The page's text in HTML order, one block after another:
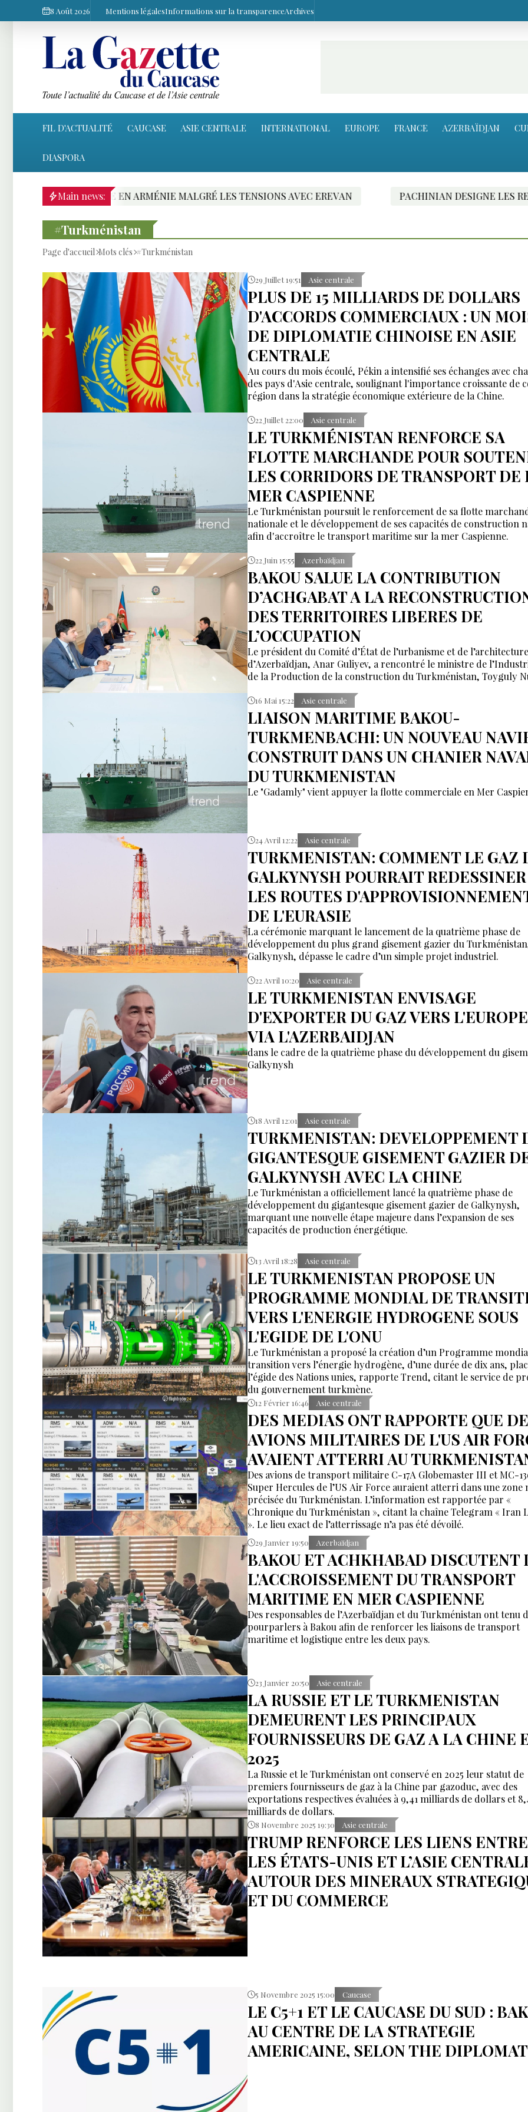
8 Août 2026 Mentions légalesInformations sur la transparenceArchives
FIL D'ACTUALITÉ CAUCASE ASIE CENTRALE INTERNATIONAL EUROPE FRANCE AZERBAÏDJAN
DIASPORA
Main news:
MALGRÉ LES TENSIONS AVEC EREVAN PACHINIAN DESIGNE LES RESPONSABLES DU
#Turkménistan
Page d'accueil Mots clés #Turkménistan
29 Juillet 19:51 Asie centrale
PLUS DE 15 MILLIARDS DE DOLLARS
D'ACCORDS COMMERCIAUX : UN
DE DIPLOMATIE CHINOISE EN ASIE
CENTRALE
Au cours du mois écoulé, Pékin a intensifié ses échanges avec
des pays d'Asie centrale, soulignant l'importance croissante de
région dans la stratégie économique extérieure de la Chine.
22 Juillet 22:00 Asie centrale
LE TURKMÉNISTAN RENFORCE SA
FLOTTE MARCHANDE POUR
LES CORRIDORS DE TRANSPORT DE
MER CASPIENNE
Le Turkménistan poursuit le renforcement de sa flotte
nationale et le développement de ses capacités de construction
afin d'accroître le transport maritime sur la mer Caspienne.
22 Juin 15:55 Azerbaïdjan
BAKOU SALUE LA CONTRIBUTION
D’ACHGABAT A LA
DES TERRITOIRES LIBERES DE
L’OCCUPATION
Le président du Comité d’État de l’urbanisme et de l’architecture
d’Azerbaïdjan, Anar Guliyev, a rencontré le ministre de
de la Production de la construction du Turkménistan, Toyguly
16 Mai 15:22 Asie centrale
LIAISON MARITIME BAKOU-
TURKMENBACHI: UN NOUVEAU
CONSTRUIT DANS UN CHANIER
DU TURKMENISTAN
Le "Gadamly" vient appuyer la flotte commerciale en Mer
24 Avril 12:22 Asie centrale
TURKMENISTAN: COMMENT LE GAZ
GALKYNYSH POURRAIT REDESSINER
LES ROUTES
DE L'EURASIE
La cérémonie marquant le lancement de la quatrième phase de
développement du plus grand gisement gazier du
Galkynysh, dépasse le cadre d’un simple projet industriel.
22 Avril 10:20 Asie centrale
LE TURKMENISTAN ENVISAGE
D'EXPORTER DU GAZ VERS L'EUROPE
VIA L'AZERBAIDJAN
dans le cadre de la quatrième phase du développement du
Galkynysh
18 Avril 12:01 Asie centrale
TURKMENISTAN: DEVELOPPEMENT
GIGANTESQUE GISEMENT GAZIER
GALKYNYSH AVEC LA CHINE
Le Turkménistan a officiellement lancé la quatrième phase de
développement du gigantesque gisement gazier de Galkynysh,
marquant une nouvelle étape majeure dans l’expansion de ses
capacités de production énergétique.
13 Avril 18:28 Asie centrale
LE TURKMENISTAN PROPOSE UN
PROGRAMME MONDIAL DE
VERS L'ENERGIE HYDROGENE SOUS
L'EGIDE DE L'ONU
Le Turkménistan a proposé la création d’un Programme
transition vers l’énergie hydrogène, d’une durée de dix ans,
l’égide des Nations unies, rapporte Trend, citant le service de
du gouvernement turkmène.
12 Février 16:46 Asie centrale
DES MEDIAS ONT RAPPORTE QUE
AVIONS MILITAIRES DE L'US AIR
AVAIENT ATTERRI AU
Des avions de transport militaire C-17A Globemaster III et MC-
Super Hercules de l’US Air Force auraient atterri dans une zone
précisée du Turkménistan. L’information est rapportée par «
Chronique du Turkménistan », citant la chaîne Telegram « Iran
». Le lieu exact de l’atterrissage n’a pas été dévoilé.
29 Janvier 19:50 Azerbaïdjan
BAKOU ET ACHKHABAD DISCUTENT
L'ACCROISSEMENT DU TRANSPORT
MARITIME EN MER CASPIENNE
Des responsables de l’Azerbaïdjan et du Turkménistan ont tenu
pourparlers à Bakou afin de renforcer les liaisons de transport
maritime et logistique entre les deux pays.
23 Janvier 20:50 Asie centrale
LA RUSSIE ET LE TURKMENISTAN
DEMEURENT LES PRINCIPAUX
FOURNISSEURS DE GAZ A LA CHINE
2025
La Russie et le Turkménistan ont conservé en 2025 leur statut de
premiers fournisseurs de gaz à la Chine par gazoduc, avec des
exportations respectives évaluées à 9,41 milliards de dollars et
milliards de dollars.
8 Novembre 2025 19:30 Asie centrale
TRUMP RENFORCE LES LIENS ENTRE
LES ÉTATS-UNIS ET L’ASIE
AUTOUR DES MINERAUX
ET DU COMMERCE
5 Novembre 2025 15:00 Caucase
LE C5+1 ET LE CAUCASE DU SUD :
AU CENTRE DE LA STRATEGIE
AMERICAINE, SELON THE DIPLOMAT